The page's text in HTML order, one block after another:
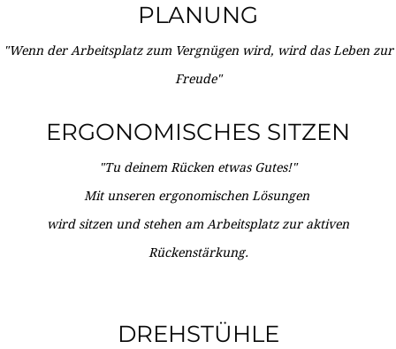
PLANUNG
"Wenn der Arbeitsplatz zum Vergnügen wird, wird das Leben zur
Freude"
ERGONOMISCHES SITZEN
"Tu deinem Rücken etwas Gutes!"
Mit unseren ergonomischen Lösungen
wird sitzen und stehen am Arbeitsplatz zur aktiven
Rückenstärkung.
DREHSTÜHLE